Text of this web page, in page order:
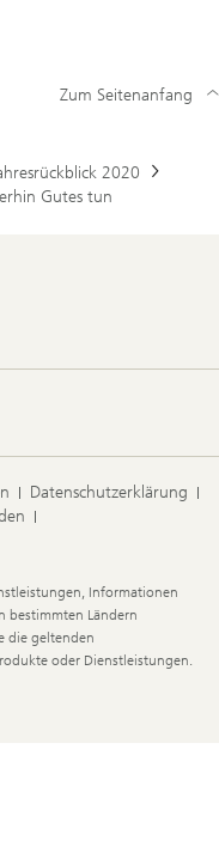
2020
Gutes tun
Zum Seitenanfang
Datenschutzerklärung
Informationen
bestimmten Ländern
die geltenden
oder Dienstleistungen.